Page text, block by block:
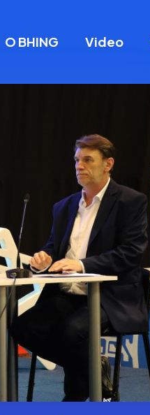
O BHING Video